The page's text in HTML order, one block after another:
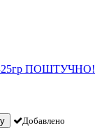
ПОШТУЧНО!
Добавлено